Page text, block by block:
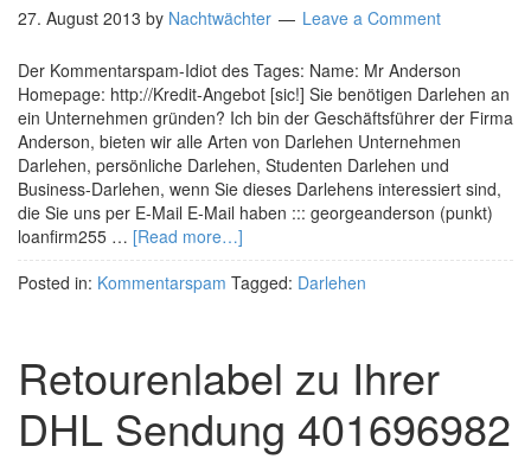
27. August 2013 by Nachtwächter Leave a Comment
Der Kommentarspam-Idiot des Tages: Name: Mr Anderson
Homepage: http://Kredit-Angebot [sic!] Sie benötigen Darlehen an
ein Unternehmen gründen? Ich bin der Geschäftsführer der Firma
Anderson, bieten wir alle Arten von Darlehen Unternehmen
Darlehen, persönliche Darlehen, Studenten Darlehen und
Business-Darlehen, wenn Sie dieses Darlehens interessiert sind,
die Sie uns per E-Mail E-Mail haben ::: georgeanderson (punkt)
loanfirm255 … [Read more…]
Posted in: Kommentarspam Tagged: Darlehen
Retourenlabel zu Ihrer
DHL Sendung 401696982